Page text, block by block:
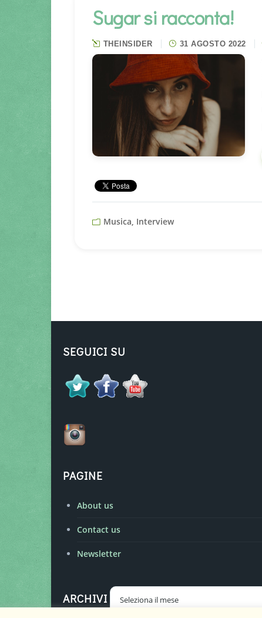
Sugar si racconta!
THEINSIDER 31 AGOSTO 2022
Musica, Interview
SEGUICI SU
PAGINE
About us
Contact us
Newsletter
ARCHIVI Archivi